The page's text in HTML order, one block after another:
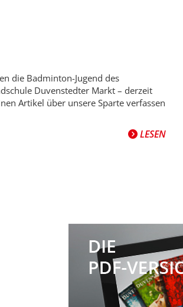
die Badminton-Jugend des
Duvenstedter Markt – derzeit
Artikel über unsere Sparte verfassen
LESEN